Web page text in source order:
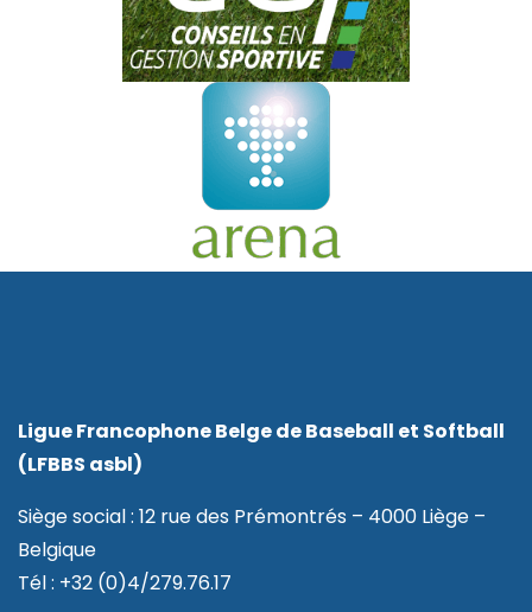
Ligue Francophone Belge de Baseball et Softball
(LFBBS asbl)
Siège social : 12 rue des Prémontrés – 4000 Liège –
Belgique
Tél : +32 (0)4/279.76.17